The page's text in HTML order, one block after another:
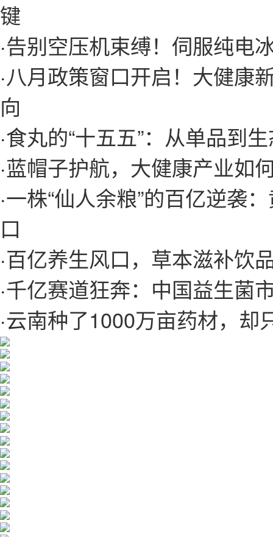
键
·告别空压机束缚！伺服纯电
·八月政策窗口开启！大健康
向
·食丸的“十五五”：从单品到
·蓝帽子护航，大健康产业如
·一株“仙人余粮”的百亿逆袭
口
·百亿养生风口，草本滋补饮
·千亿赛道狂奔：中国益生菌
·云南种了1000万亩药材，却